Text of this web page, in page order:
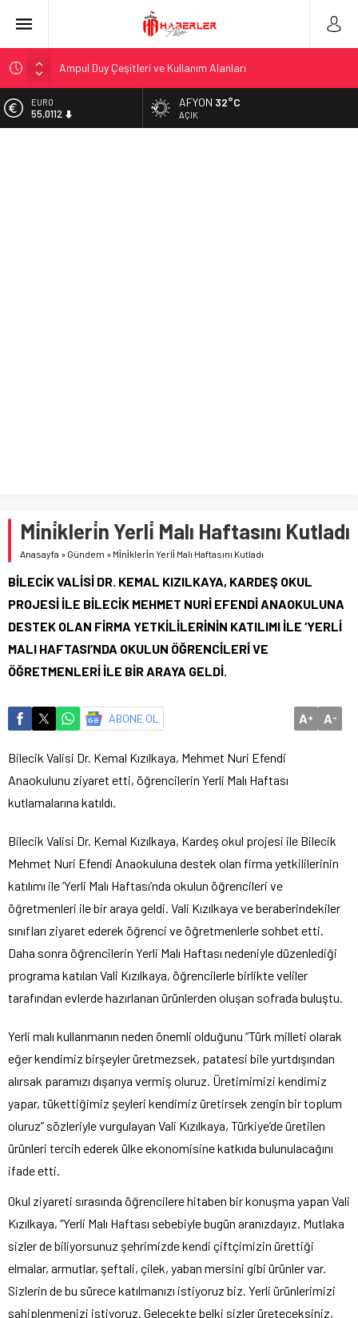
Telegram Grupları Nasıl Bulunur?: Telegram’da Grup Bulma
2026 Ahşap Bahçe Dekorasyonu Trendleri: Doğal ve Modern
EURO
55,0112
AFYON 32°C
AÇIK
Mi̇ni̇kleri̇n Yerli̇ Malı Haftasını Kutladı
Anasayfa » Gündem » Mi̇ni̇kleri̇n Yerli̇ Malı Haftasını Kutladı
BİLECİK VALİSİ DR. KEMAL KIZILKAYA, KARDEŞ OKUL
PROJESİ İLE BİLECİK MEHMET NURİ EFENDİ ANAOKULUNA
DESTEK OLAN FİRMA YETKİLİLERİNİN KATILIMI İLE ‘YERLİ
MALI HAFTASI’NDA OKULUN ÖĞRENCİLERİ VE
ÖĞRETMENLERİ İLE BİR ARAYA GELDİ.
ABONE OL A+ A-
Bilecik Valisi Dr. Kemal Kızılkaya, Mehmet Nuri Efendi
Anaokulunu ziyaret etti, öğrencilerin Yerli Malı Haftası
kutlamalarına katıldı.
Bilecik Valisi Dr. Kemal Kızılkaya, Kardeş okul projesi ile Bilecik
Mehmet Nuri Efendi Anaokuluna destek olan firma yetkililerinin
katılımı ile ‘Yerli Malı Haftası’nda okulun öğrencileri ve
öğretmenleri ile bir araya geldi. Vali Kızılkaya ve beraberindekiler
sınıfları ziyaret ederek öğrenci ve öğretmenlerle sohbet etti.
Daha sonra öğrencilerin Yerli Malı Haftası nedeniyle düzenlediği
programa katılan Vali Kızılkaya, öğrencilerle birlikte veliler
tarafından evlerde hazırlanan ürünlerden oluşan sofrada buluştu.
Yerli malı kullanmanın neden önemli olduğunu “Türk milleti olarak
eğer kendimiz birşeyler üretmezsek, patatesi bile yurtdışından
alırsak paramızı dışarıya vermiş oluruz. Üretimimizi kendimiz
yapar, tükettiğimiz şeyleri kendimiz üretirsek zengin bir toplum
oluruz” sözleriyle vurgulayan Vali Kızılkaya, Türkiye’de üretilen
ürünleri tercih ederek ülke ekonomisine katkıda bulunulacağını
ifade etti.
Okul ziyareti sırasında öğrencilere hitaben bir konuşma yapan Vali
Kızılkaya, “Yerli Malı Haftası sebebiyle bugün aranızdayız. Mutlaka
sizler de biliyorsunuz şehrimizde kendi çiftçimizin ürettiği
elmalar, armutlar, şeftali, çilek, yaban mersini gibi ürünler var.
Sizlerin de bu sürece katılmanızı istiyoruz biz. Yerli ürünlerimizi
sahiplenmenizi istiyoruz. Gelecekte belki sizler üreteceksiniz,